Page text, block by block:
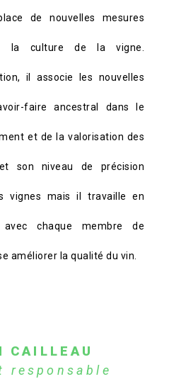
de nouvelles mesures
la culture de la vigne.
il associe les nouvelles
faire ancestral dans le
et de la valorisation des
son niveau de précision
vignes mais il travaille en
avec chaque membre de
améliorer la qualité du vin.
CAILLEAU
responsable